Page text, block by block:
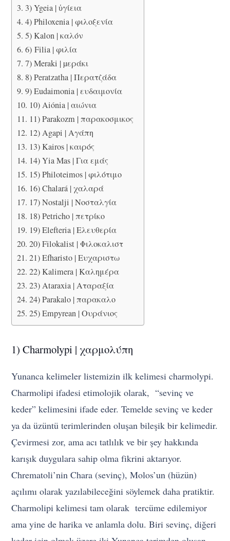
3) Ygeia | ὑγίεια
4) Philoxenia | φιλοξενία
5) Kalon | καλόν
6) Filia | φιλία
7) Meraki | µεράκι
8) Peratzatha | Περατζάδα
9) Eudaimonia | ευδαιμονία
10) Aiónia | αιώνια
11) Parakozm | παρακοσμικος
12) Agapi | Aγάπη
13) Kairos | καιρός
14) Yia Mas | Για εμάς
15) Philoteimos | φιλότιμο
16) Chalará | χαλαρά
17) Nostalji | Νοσταλγία
18) Petricho | πετρίκο
19) Elefteria | Ελευθερία
20) Filokalist | Φιλοκαλιστ
21) Efharisto | Ευχαριστω
22) Kalimera | Καλημέρα
23) Ataraxia | Aταραξία
24) Parakalo | παρακαλο
25) Empyrean | Ουράνιος
1) Charmolypi | χαρμολύπη
Yunanca kelimeler listemizin ilk kelimesi charmolypi.
Charmolipi ifadesi etimolojik olarak, “sevinç ve
keder” kelimesini ifade eder. Temelde sevinç ve keder
ya da üzüntü terimlerinden oluşan bileşik bir kelimedir.
Çevirmesi zor, ama acı tatlılık ve bir şey hakkında
karışık duygulara sahip olma fikrini aktarıyor.
Chrematoli’nin Chara (sevinç), Molos’un (hüzün)
açılımı olarak yazılabileceğini söylemek daha pratiktir.
Charmolipi kelimesi tam olarak tercüme edilemiyor
ama yine de harika ve anlamla dolu. Biri sevinç, diğeri